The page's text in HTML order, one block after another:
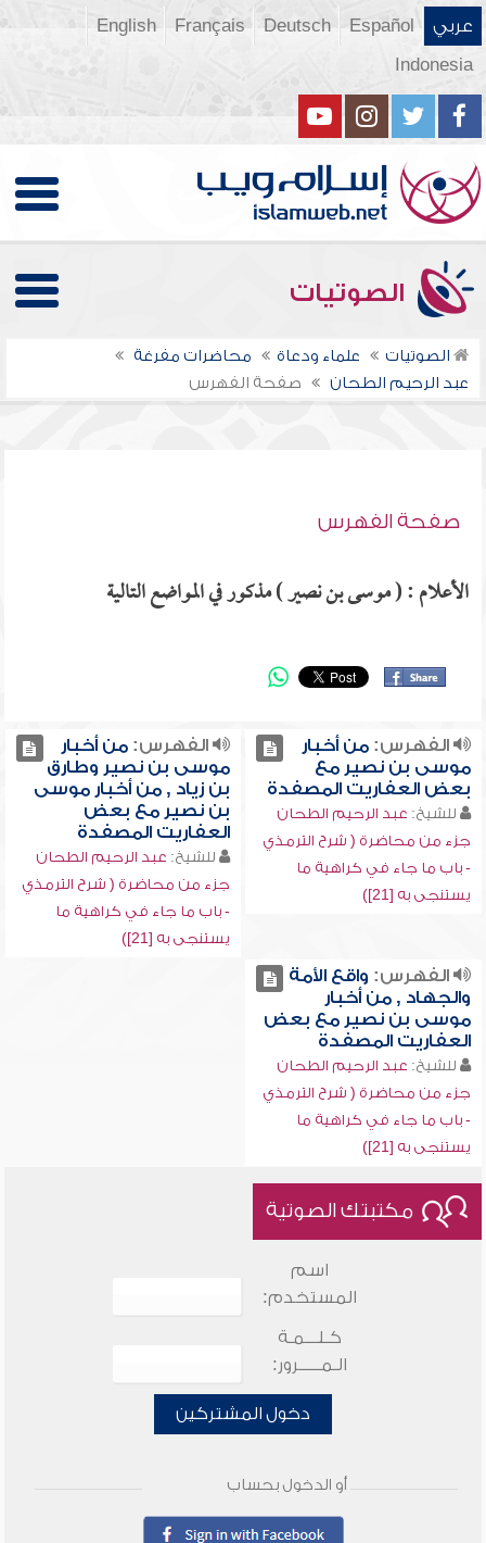
عربي Español
Deutsch
Français
English
Indonesia
الصوتيات
الصوتيات علماء ودعاة
محاضرات مفرغة
عبد الرحيم الطحان
صفحة الفهرس
صفحة الفهرس
الأعلام : ( موسى بن نصير ) مذكور في المواضع التالية
الفهرس:من أخبار
موسى بن نصير مع
بعض العفاريت المصفدة
للشيخ: عبد الرحيم الطحان
جزء من محاضرة ( شرح الترمذي
- باب ما جاء في كراهية ما
يستنجى به [21])
الفهرس:من أخبار
موسى بن نصير وطارق
بن زياد , من أخبار موسى
بن نصير مع بعض
العفاريت المصفدة
للشيخ: عبد الرحيم الطحان
جزء من محاضرة ( شرح الترمذي
- باب ما جاء في كراهية ما
يستنجى به [21])
الفهرس: واقع الأمة
والجهاد , من أخبار
موسى بن نصير مع بعض
العفاريت المصفدة
للشيخ: عبد الرحيم الطحان
جزء من محاضرة ( شرح الترمذي
- باب ما جاء في كراهية ما
يستنجى به [21])
مكتبتك الصوتية
اسم
المستخدم:
كـلـــمـة
الـمـــــرور:
دخول المشتركين
أو الدخول بحساب